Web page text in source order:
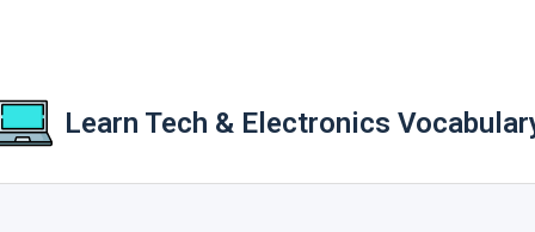
Learn Tech & Electronics